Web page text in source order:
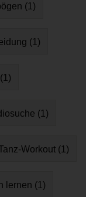
(1)
(1)
(1)
Workout (1)
lernen (1)